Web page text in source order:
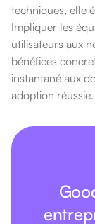
techniques, elle
Impliquer les
utilisateurs aux
bénéfices
instantané aux
adoption réussie.